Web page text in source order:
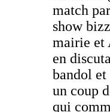
match
show
mairie et
en
bandol et
un coup
qui